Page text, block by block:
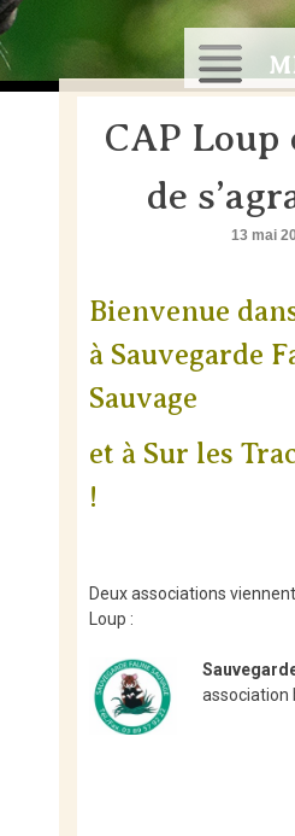
Skip
to
content
CAP Loup
de
13 mai
Bienvenue
à Sauvegarde
Sauvage
et à Sur les
!
Deux associations
Loup :
association